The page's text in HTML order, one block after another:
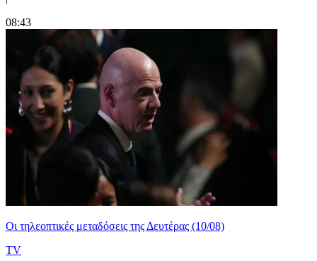
08:43
Οι τηλεοπτικές μεταδόσεις της Δευτέρας (10/08)
TV